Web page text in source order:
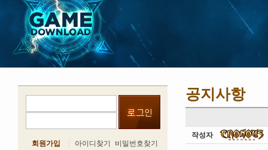
회원가입 아이디찾기 비밀번호찾기
공지사항
작성자